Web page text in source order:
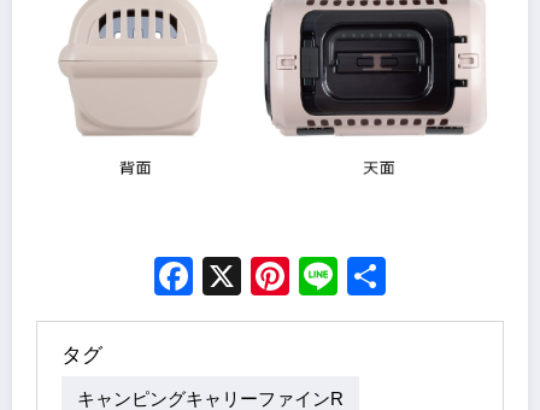
Facebook
X Pinterest
Line
タグ
キャンピングキャリーファインR